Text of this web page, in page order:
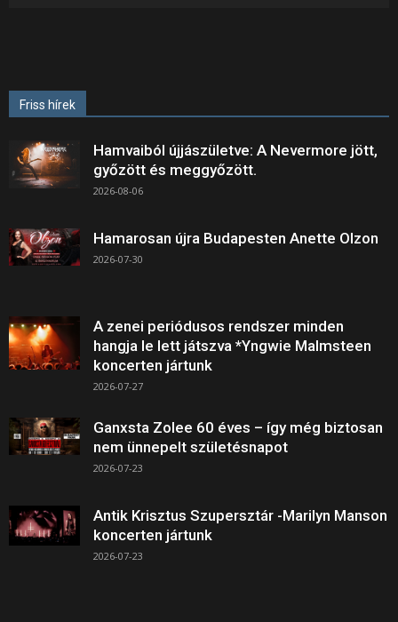
Friss hírek
Hamvaiból újjászületve: A Nevermore jött,
győzött és meggyőzött.
2026-08-06
Hamarosan újra Budapesten Anette Olzon
2026-07-30
A zenei periódusos rendszer minden
hangja le lett játszva *Yngwie Malmsteen
koncerten jártunk
2026-07-27
Ganxsta Zolee 60 éves – így még biztosan
nem ünnepelt születésnapot
2026-07-23
Antik Krisztus Szupersztár -Marilyn Manson
koncerten jártunk
2026-07-23